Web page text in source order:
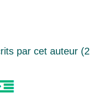
par cet auteur (2